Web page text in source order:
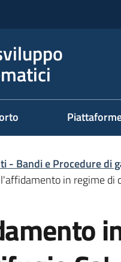
- Bandi e Procedure di
in regime di